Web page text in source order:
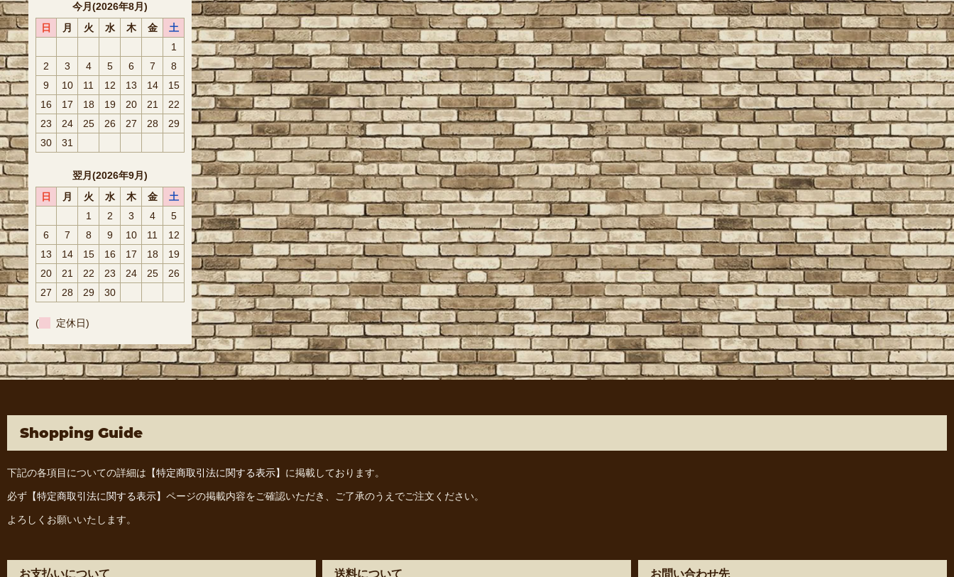
今月(2026年8月)
日
月 火 水 木 金
土
1
2
3 4 5 6 7
8
9
10 11 12 13 14
15
16
17 18 19 20 21
22
23
24 25 26 27 28
29
30
31
翌月(2026年9月)
日
月 火 水 木 金
土
1
2 3 4
5
6
7 8 9 10 11
12
13
14 15 16 17 18
19
20
21 22 23 24 25
26
27
28 29 30
( 定休日)
Shopping Guide
下記の各項目についての詳細は 【特定商取引法に関する表示】 に掲載しております。
必ず 【特定商取引法に関する表示】 ページの掲載内容をご確認いただき、ご了承のうえでご注文ください。
よろしくお願いいたします。
お支払いについて 送料について お問い合わせ先